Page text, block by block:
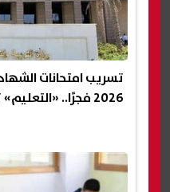
تسريب امتحانات
2026 فجرًا.. «التعليم» تكشف الحقيقة